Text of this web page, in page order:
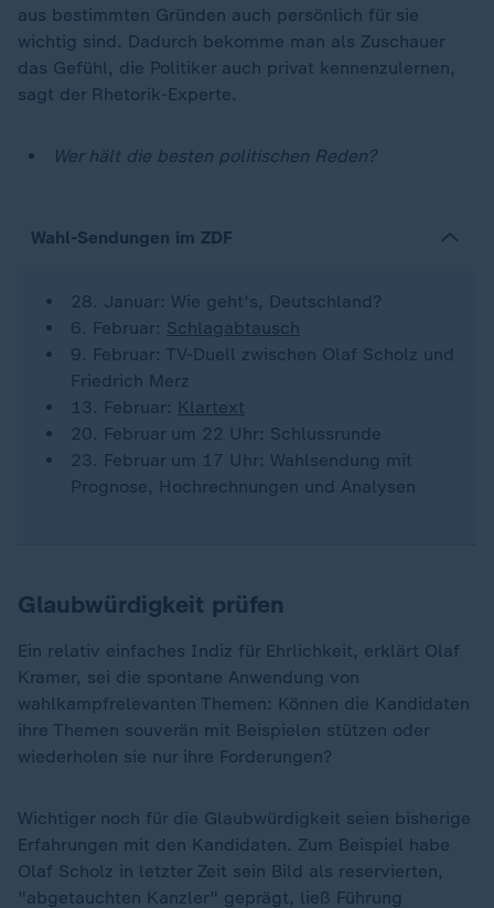
aus bestimmten Gründen auch persönlich für sie
wichtig sind. Dadurch bekomme man als Zuschauer
das Gefühl, die Politiker auch privat kennenzulernen,
sagt der Rhetorik-Experte.
Wer hält die besten politischen Reden?
Wahl-Sendungen im ZDF
28. Januar: Wie geht's, Deutschland?
6. Februar: Schlagabtausch
9. Februar: TV-Duell zwischen Olaf Scholz und
Friedrich Merz
13. Februar: Klartext
20. Februar um 22 Uhr: Schlussrunde
23. Februar um 17 Uhr: Wahlsendung mit
Prognose, Hochrechnungen und Analysen
Glaubwürdigkeit prüfen
Ein relativ einfaches Indiz für Ehrlichkeit, erklärt Olaf
Kramer, sei die spontane Anwendung von
wahlkampfrelevanten Themen: Können die Kandidaten
ihre Themen souverän mit Beispielen stützen oder
wiederholen sie nur ihre Forderungen?
Wichtiger noch für die Glaubwürdigkeit seien bisherige
Erfahrungen mit den Kandidaten. Zum Beispiel habe
Olaf Scholz in letzter Zeit sein Bild als reservierten,
"abgetauchten Kanzler" geprägt, ließ Führung